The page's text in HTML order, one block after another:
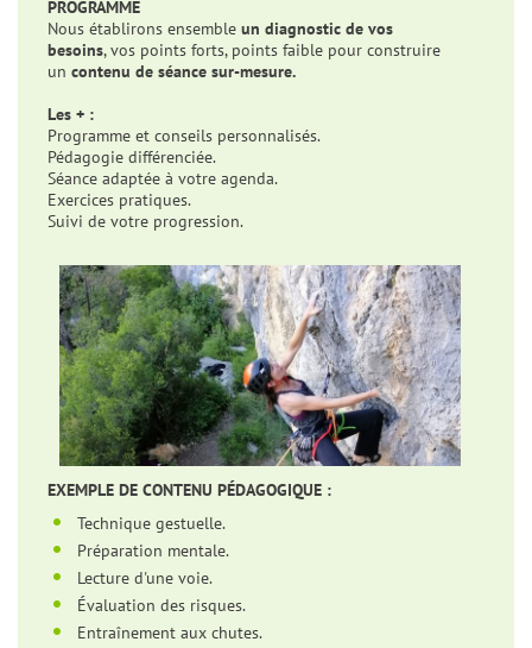
PROGRAMME
Nous établirons ensemble un diagnostic de vos
besoins, vos points forts, points faible pour construire
un contenu de séance sur-mesure.
Les + :
Programme et conseils personnalisés.
Pédagogie différenciée.
Séance adaptée à votre agenda.
Exercices pratiques.
Suivi de votre progression.
EXEMPLE DE CONTENU PÉDAGOGIQUE :
Technique gestuelle.
Préparation mentale.
Lecture d'une voie.
Évaluation des risques.
Entraînement aux chutes.